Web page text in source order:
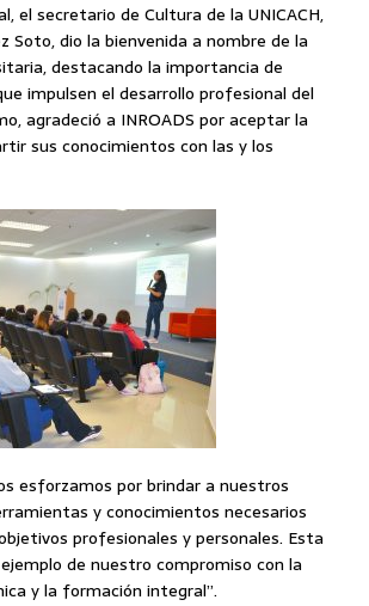
el secretario de Cultura de la UNICACH,
Soto, dio la bienvenida a nombre de la
destacando la importancia de
impulsen el desarrollo profesional del
agradeció a INROADS por aceptar la
sus conocimientos con las y los
esforzamos por brindar a nuestros
y conocimientos necesarios
profesionales y personales. Esta
de nuestro compromiso con la
y la formación integral”.